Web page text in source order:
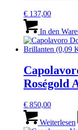
€ 137,00
In den
Roségold
€ 850,00
Weiterlesen